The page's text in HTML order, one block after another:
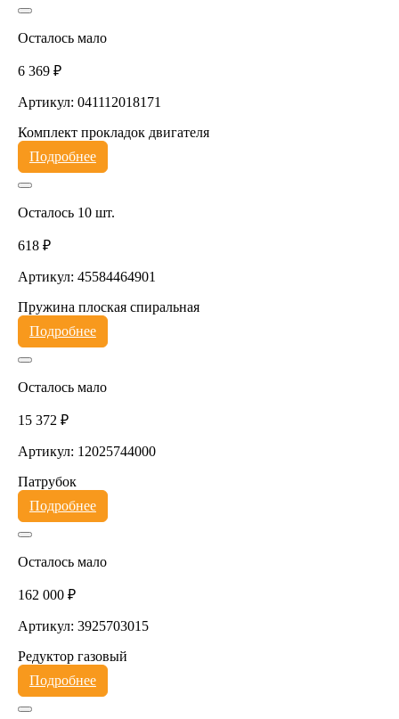
Осталось мало
6 369 ₽
Артикул: 041112018171
Комплект прокладок двигателя
Подробнее
Осталось 10 шт.
618 ₽
Артикул: 45584464901
Пружина плоская спиральная
Подробнее
Осталось мало
15 372 ₽
Артикул: 12025744000
Патрубок
Подробнее
Осталось мало
162 000 ₽
Артикул: 3925703015
Редуктор газовый
Подробнее